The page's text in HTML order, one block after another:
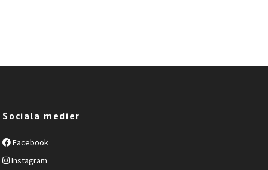
Sociala medier
Facebook
Instagram